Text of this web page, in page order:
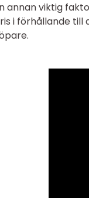
annan viktig
i förhållande till